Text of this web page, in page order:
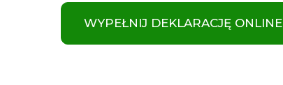
WYPEŁNIJ DEKLARACJĘ ONLINE